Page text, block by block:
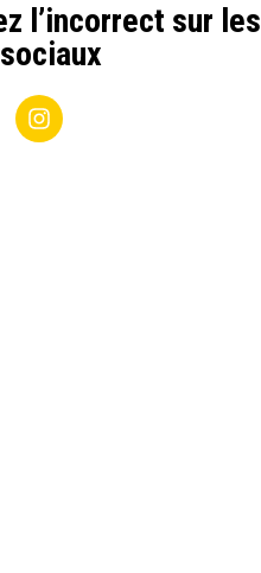
l’incorrect sur les